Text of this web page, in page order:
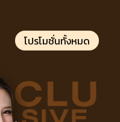
โปรโมชั่นทั้งหมด